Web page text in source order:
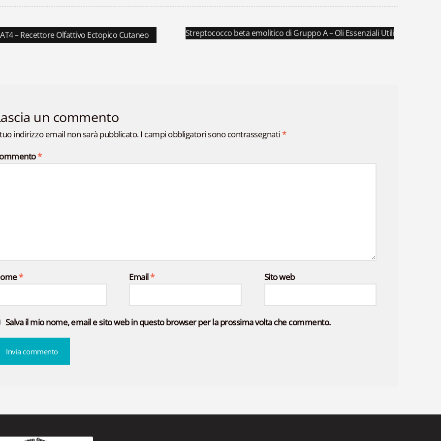
– Recettore Olfattivo Ectopico Cutaneo
Articolo
Streptococco beta emolitico di Gruppo A – Oli Essenziali Utili
un commento
indirizzo email non sarà pubblicato.I campi obbligatori sono contrassegnati*
*
* Email* Sito web
Salva il mio nome, email e sito web in questo browser per la prossima volta che commento.